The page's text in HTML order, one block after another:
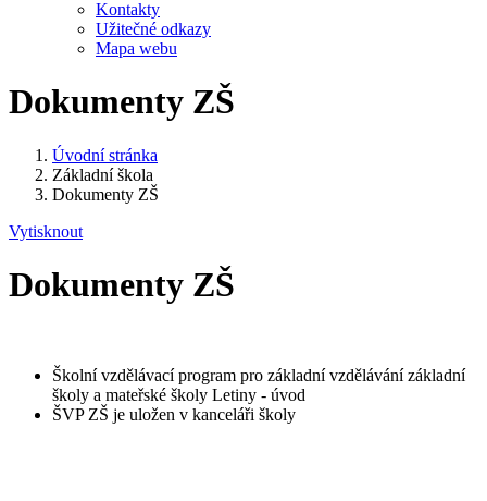
Kontakty
Užitečné odkazy
Mapa webu
Dokumenty ZŠ
Úvodní stránka
Základní škola
Dokumenty ZŠ
Vytisknout
Dokumenty ZŠ
Školní vzdělávací program pro základní vzdělávání základní
školy a mateřské školy Letiny - úvod
ŠVP ZŠ je uložen v kanceláři školy